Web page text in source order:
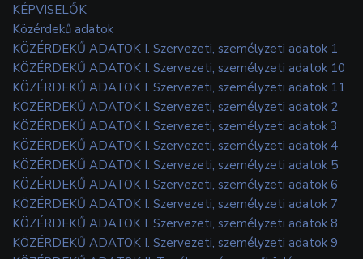
KÉPVISELŐK
Közérdekű adatok
KÖZÉRDEKŰ ADATOK I. Szervezeti, személyzeti adatok 1
KÖZÉRDEKŰ ADATOK I. Szervezeti, személyzeti adatok 10
KÖZÉRDEKŰ ADATOK I. Szervezeti, személyzeti adatok 11
KÖZÉRDEKŰ ADATOK I. Szervezeti, személyzeti adatok 2
KÖZÉRDEKŰ ADATOK I. Szervezeti, személyzeti adatok 3
KÖZÉRDEKŰ ADATOK I. Szervezeti, személyzeti adatok 4
KÖZÉRDEKŰ ADATOK I. Szervezeti, személyzeti adatok 5
KÖZÉRDEKŰ ADATOK I. Szervezeti, személyzeti adatok 6
KÖZÉRDEKŰ ADATOK I. Szervezeti, személyzeti adatok 7
KÖZÉRDEKŰ ADATOK I. Szervezeti, személyzeti adatok 8
KÖZÉRDEKŰ ADATOK I. Szervezeti, személyzeti adatok 9